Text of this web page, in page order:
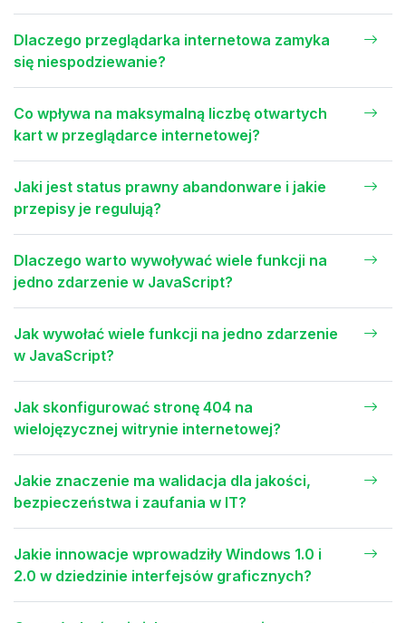
Dlaczego przeglądarka internetowa zamyka
się niespodziewanie?
Co wpływa na maksymalną liczbę otwartych
kart w przeglądarce internetowej?
Jaki jest status prawny abandonware i jakie
przepisy je regulują?
Dlaczego warto wywoływać wiele funkcji na
jedno zdarzenie w JavaScript?
Jak wywołać wiele funkcji na jedno zdarzenie
w JavaScript?
Jak skonfigurować stronę 404 na
wielojęzycznej witrynie internetowej?
Jakie znaczenie ma walidacja dla jakości,
bezpieczeństwa i zaufania w IT?
Jakie innowacje wprowadziły Windows 1.0 i
2.0 w dziedzinie interfejsów graficznych?